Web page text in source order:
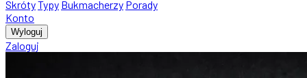
SkrótyTypy Bukmacherzy Porady
Konto
Wyloguj
Zaloguj